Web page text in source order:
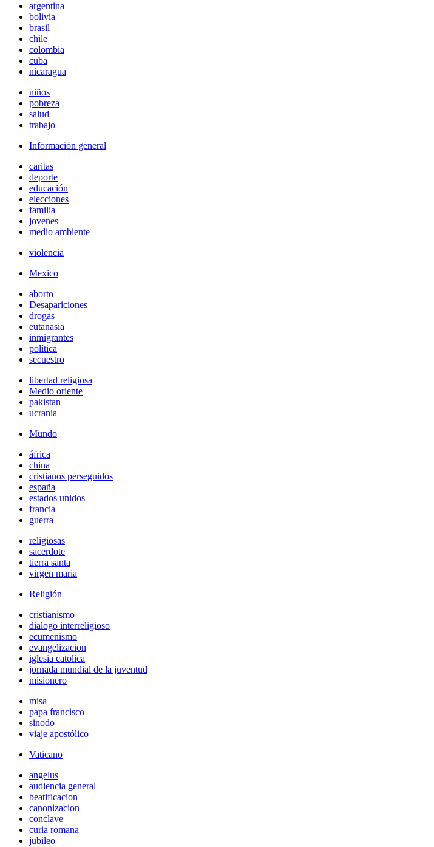
argentina
bolivia
brasil
chile
colombia
cuba
nicaragua
niños
pobreza
salud
trabajo
Información general
caritas
deporte
educación
elecciones
familia
jovenes
medio ambiente
violencia
Mexico
aborto
Desapariciones
drogas
eutanasia
inmigrantes
política
secuestro
libertad religiosa
Medio oriente
pakistan
ucrania
Mundo
áfrica
china
cristianos perseguidos
españa
estados unidos
francia
guerra
religiosas
sacerdote
tierra santa
virgen maria
Religión
cristianismo
dialogo interreligioso
ecumenismo
evangelizacion
iglesia catolica
jornada mundial de la juventud
misionero
misa
papa francisco
sinodo
viaje apostólico
Vaticano
angelus
audiencia general
beatificacion
canonizacion
conclave
curia romana
jubileo